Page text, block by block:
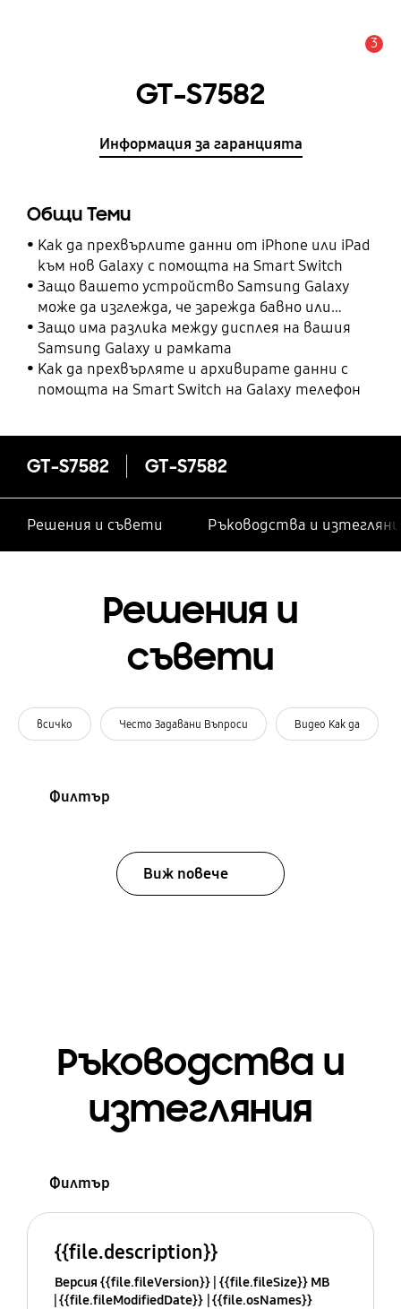
3
GT-S7582
Информация за гаранцията
Общи Теми
Как да прехвърлите данни от iPhone или iPad
към нов Galaxy с помощта на Smart Switch
Защо вашето устройство Samsung Galaxy
може да изглежда, че зарежда бавно или
изобщо не зарежда
Защо има разлика между дисплея на вашия
Samsung Galaxy и рамката
Как да прехвърляте и архивирате данни с
помощта на Smart Switch на Galaxy телефон
GT-S7582 GT-S7582
Решения и съвети Ръководства и
Решения и
съвети
всичко Често Задавани Въпроси Видео Как да
Филтър
Виж повече
Ръководства и
изтегляния
Филтър
{{file.description}}
Версия {{file.fileVersion}} {{file.fileSize}} MB
{{file.fileModifiedDate}} {{file.osNames}}